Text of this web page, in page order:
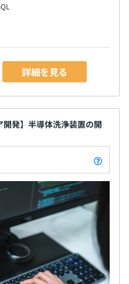
詳細を見る
開発】半導体洗浄装置の開